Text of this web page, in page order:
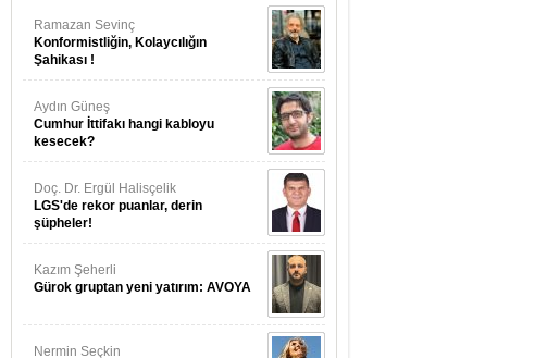
Ramazan Sevinç
Konformistliğin, Kolaycılığın
Şahikası !
Aydın Güneş
Cumhur İttifakı hangi kabloyu
kesecek?
Doç. Dr. Ergül Halisçelik
LGS'de rekor puanlar, derin
şüpheler!
Kazım Şeherli
Gürok gruptan yeni yatırım: AVOYA
Nermin Seçkin